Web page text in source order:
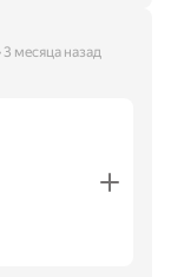
3 месяца назад